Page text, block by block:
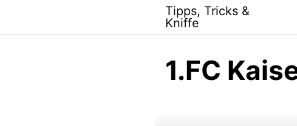
content
Tipps, Tricks &
Kniffe
1.FC